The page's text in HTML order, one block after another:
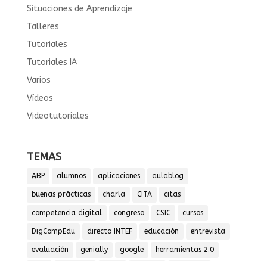
Situaciones de Aprendizaje
Talleres
Tutoriales
Tutoriales IA
Varios
Vídeos
Videotutoriales
TEMAS
ABP alumnos aplicaciones aulablog
buenas prácticas charla CITA citas
competencia digital congreso CSIC cursos
DigCompEdu directo INTEF educación entrevista
evaluación genially google herramientas 2.0